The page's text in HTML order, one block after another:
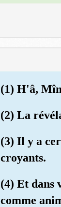
(1) H'â,
(2) La
(3) Il y a
croyants.
(4) Et dans
comme